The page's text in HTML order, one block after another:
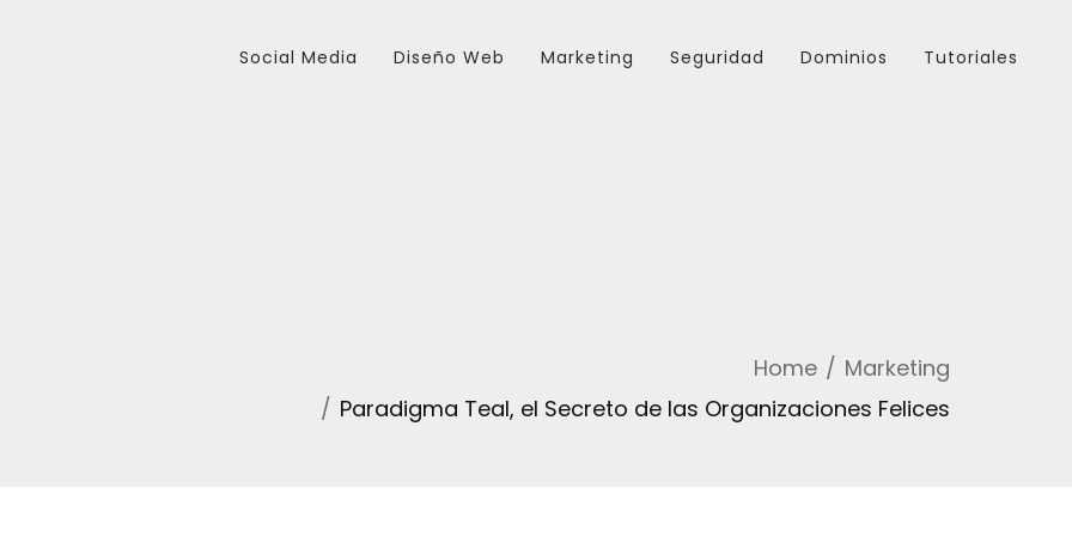
Social Media Diseño Web Marketing Seguridad Dominios Tutoriales
Home
Marketing
Paradigma Teal, el Secreto de las Organizaciones Felices